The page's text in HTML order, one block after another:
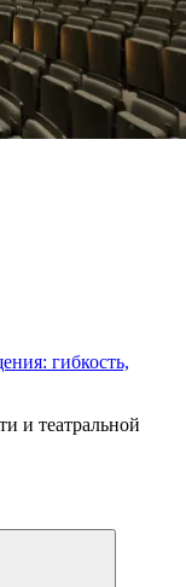
гибкость,
и театральной